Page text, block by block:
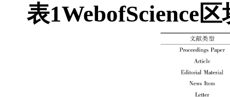
表1WebofScience